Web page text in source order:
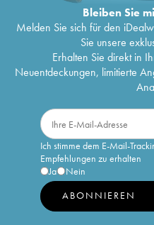
Bleiben Sie
Melden Sie sich für den
Sie unsere
Erhalten Sie direkt in
Neuentdeckungen, limitierte
Ich stimme dem E-Mail-
Empfehlungen zu erhalten
Ja
Nein
ABONNIEREN